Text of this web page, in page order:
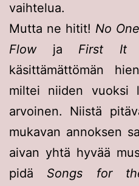
vaihtelua.
Mutta ne hitit! No
Flowja First It
käsittämättömän
miltei niiden vuoksi
arvoinen. Niistä
mukavan annoksen
aivan yhtä hyvää
pidä Songs for